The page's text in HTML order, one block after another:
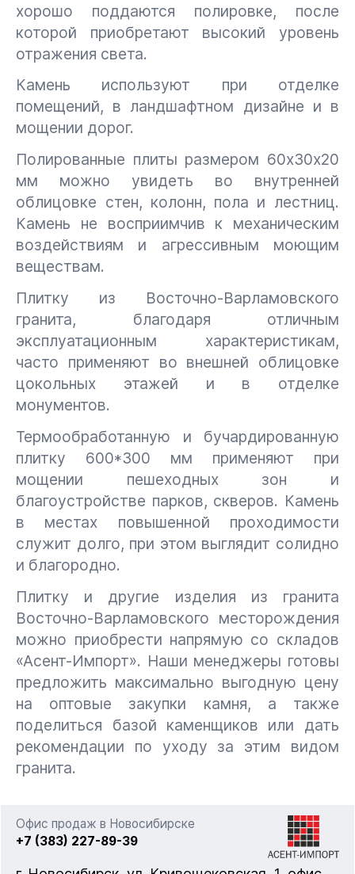
хорошо поддаются полировке, после
которой приобретают высокий уровень
отражения света.
Камень используют при отделке
помещений, в ландшафтном дизайне и в
мощении дорог.
Полированные плиты размером 60х30х20
мм можно увидеть во внутренней
облицовке стен, колонн, пола и лестниц.
Камень не восприимчив к механическим
воздействиям и агрессивным моющим
веществам.
Плитку из Восточно-Варламовского
гранита, благодаря отличным
эксплуатационным характеристикам,
часто применяют во внешней облицовке
цокольных этажей и в отделке
монументов.
Термообработанную и бучардированную
плитку 600*300 мм применяют при
мощении пешеходных зон и
благоустройстве парков, скверов. Камень
в местах повышенной проходимости
служит долго, при этом выглядит солидно
и благородно.
Плитку и другие изделия из гранита
Восточно-Варламовского месторождения
можно приобрести напрямую со складов
«Асент-Импорт». Наши менеджеры готовы
предложить максимально выгодную цену
на оптовые закупки камня, а также
поделиться базой каменщиков или дать
рекомендации по уходу за этим видом
гранита.
Офис продаж в Новосибирске
+7 (383) 227-89-39